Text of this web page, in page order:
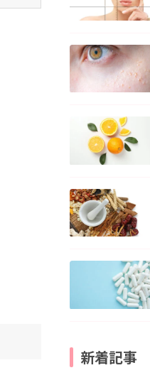
新着記事